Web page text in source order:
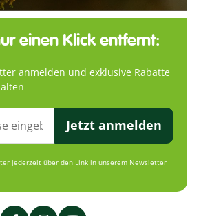
einen Klick entfernt:
anmelden und exklusive Rabatte
Jetzt anmelden
jederzeit über den Link in unserem Newsletter